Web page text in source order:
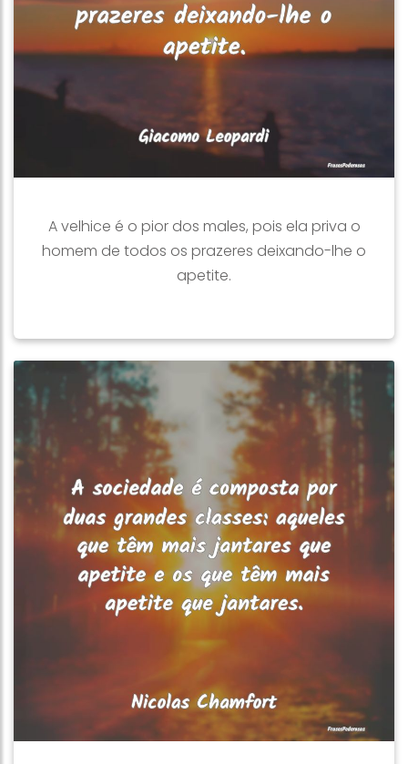
A velhice é o pior dos males, pois ela priva o
homem de todos os prazeres deixando-lhe o
apetite.